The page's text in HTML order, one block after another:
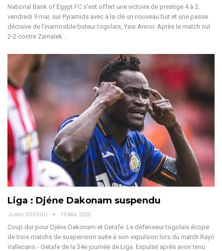
National Bank of Egypt FC s'est offert une victoire de prestige 4 à 2,
vendredi 9 mai, sur Pyramids avec à la clé un nouveau but et une passe
décisive de l'inamovible buteur togolais, Yaw Annor. Après le match nul
2-2 contre Zamalek…
Liga : Djéne Dakonam suspendu
Justin SOSSOU 10 Mai 2025
Coup dur pour Djéne Dakonam et Getafe. Le défenseur togolais écope
de trois matchs de suspension suite à son expulsion lors du match Rayo
Vallecano - Getafe de la 34e journée de Liga. Expulsé après avoir tenu